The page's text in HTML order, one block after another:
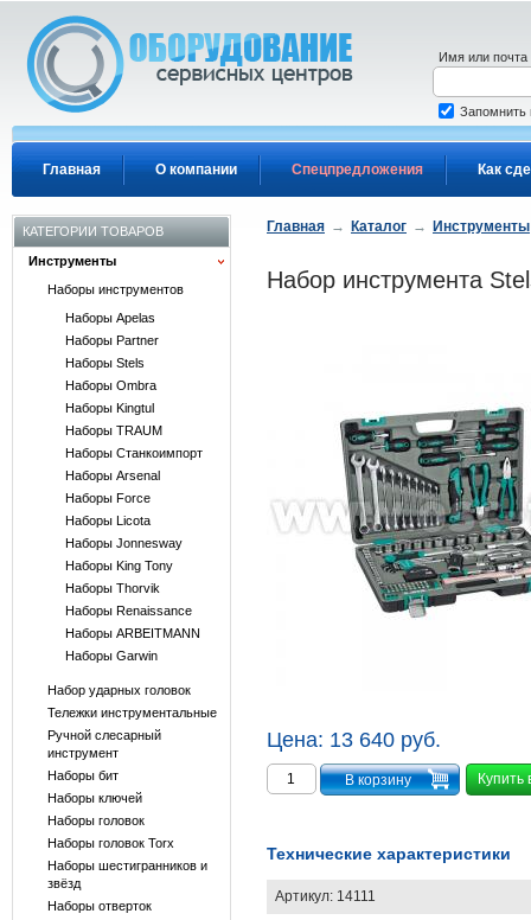
Главная О компании Спецпредложения Как
Имя или почта
Запомнить
КАТЕГОРИИ ТОВАРОВ
Инструменты
Наборы инструментов
Наборы Apelas
Наборы Partner
Наборы Stels
Наборы Ombra
Наборы Kingtul
Наборы TRAUM
Наборы Станкоимпорт
Наборы Arsenal
Наборы Force
Наборы Licota
Наборы Jonnesway
Наборы King Tony
Наборы Thorvik
Наборы Renaissance
Наборы ARBEITMANN
Наборы Garwin
Набор ударных головок
Тележки инструментальные
Ручной слесарный
инструмент
Наборы бит
Наборы ключей
Наборы головок
Наборы головок Torx
Наборы шестигранников и
звёзд
Наборы отверток
Главная → Каталог → Инструменты
Набор инструмента
Цена: 13 640 руб.
Купить
Технические характеристики
Артикул: 14111